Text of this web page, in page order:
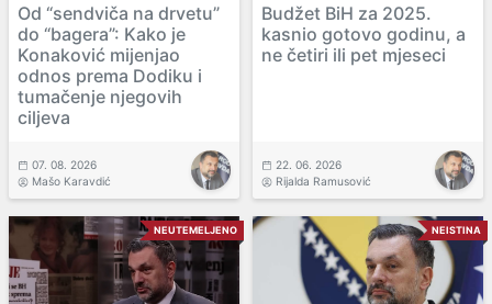
Od “sendviča na drvetu”
do “bagera”: Kako je
Konaković mijenjao
odnos prema Dodiku i
tumačenje njegovih
ciljeva
07. 08. 2026
Mašo Karavdić
Budžet BiH za 2025.
kasnio gotovo godinu, a
ne četiri ili pet mjeseci
22. 06. 2026
Rijalda Ramusović
NEUTEMELJENO NEISTINA